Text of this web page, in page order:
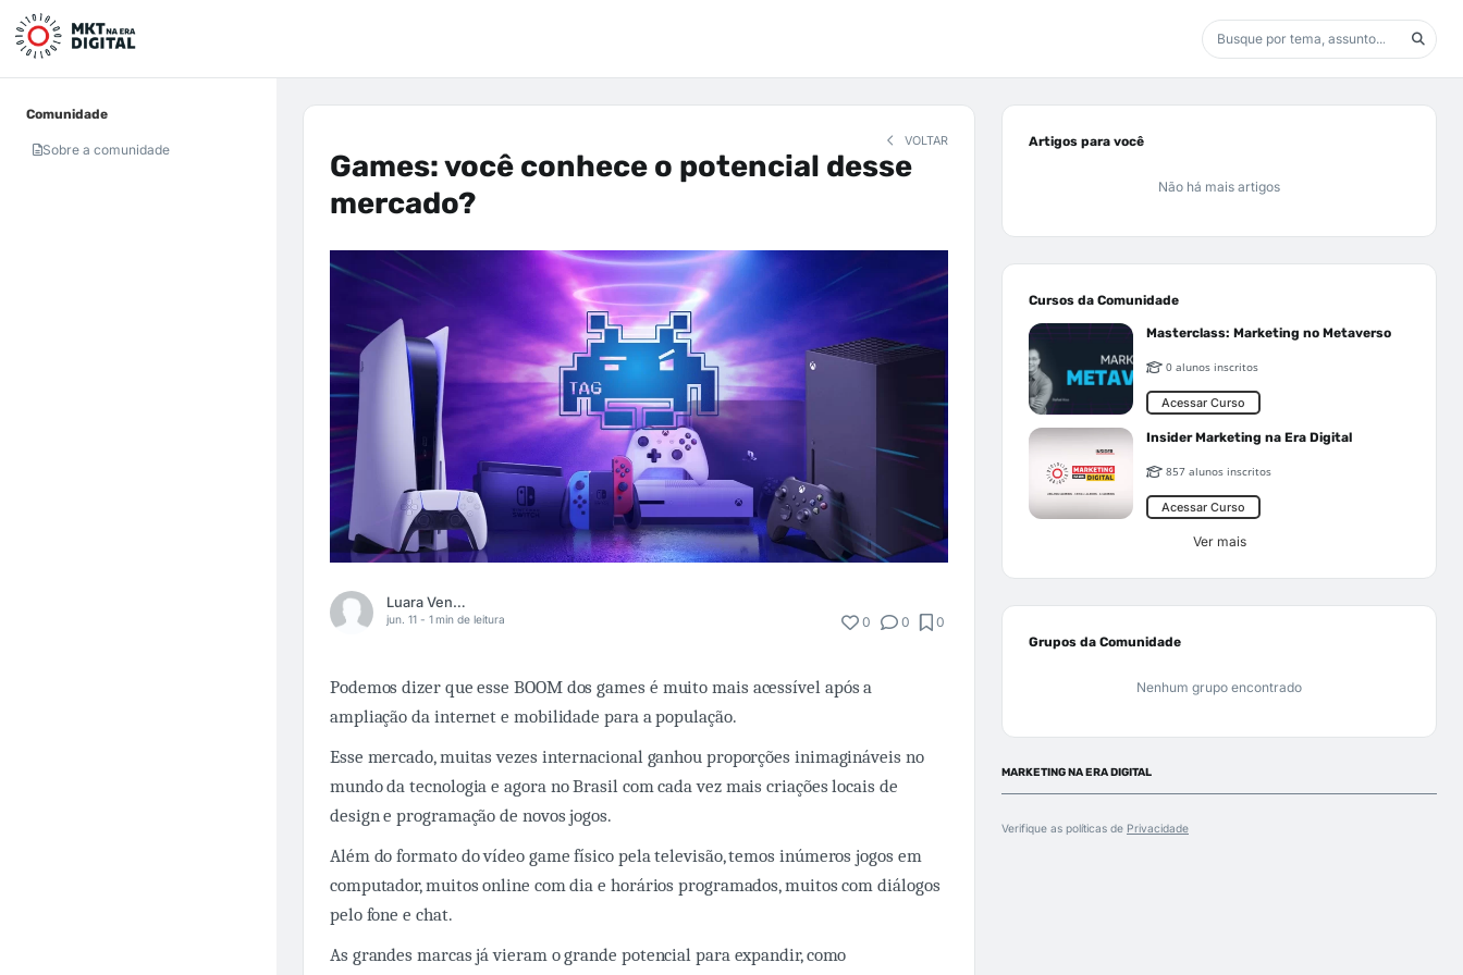
Comunidade
Sobre a comunidade
VOLTAR
Games: você conhece o potencial desse
mercado?
Luara Venancio
jun. 11 - 1 min de leitura 0 0 0
Podemos dizer que esse BOOM dos games é muito mais acessível após a
ampliação da internet e mobilidade para a população.
Esse mercado, muitas vezes internacional ganhou proporções inimagináveis no
mundo da tecnologia e agora no Brasil com cada vez mais criações locais de
design e programação de novos jogos.
Além do formato do vídeo game físico pela televisão, temos inúmeros jogos em
computador, muitos online com dia e horários programados, muitos com diálogos
pelo fone e chat.
As grandes marcas já vieram o grande potencial para expandir, como
Artigos para você
Não há mais artigos
Cursos da Comunidade
Masterclass: Marketing no Metaverso
0 alunos inscritos
Acessar Curso
Insider Marketing na Era Digital
857 alunos inscritos
Acessar Curso
Ver mais
Grupos da Comunidade
Nenhum grupo encontrado
MARKETING NA ERA DIGITAL
Verifique as políticas de Privacidade